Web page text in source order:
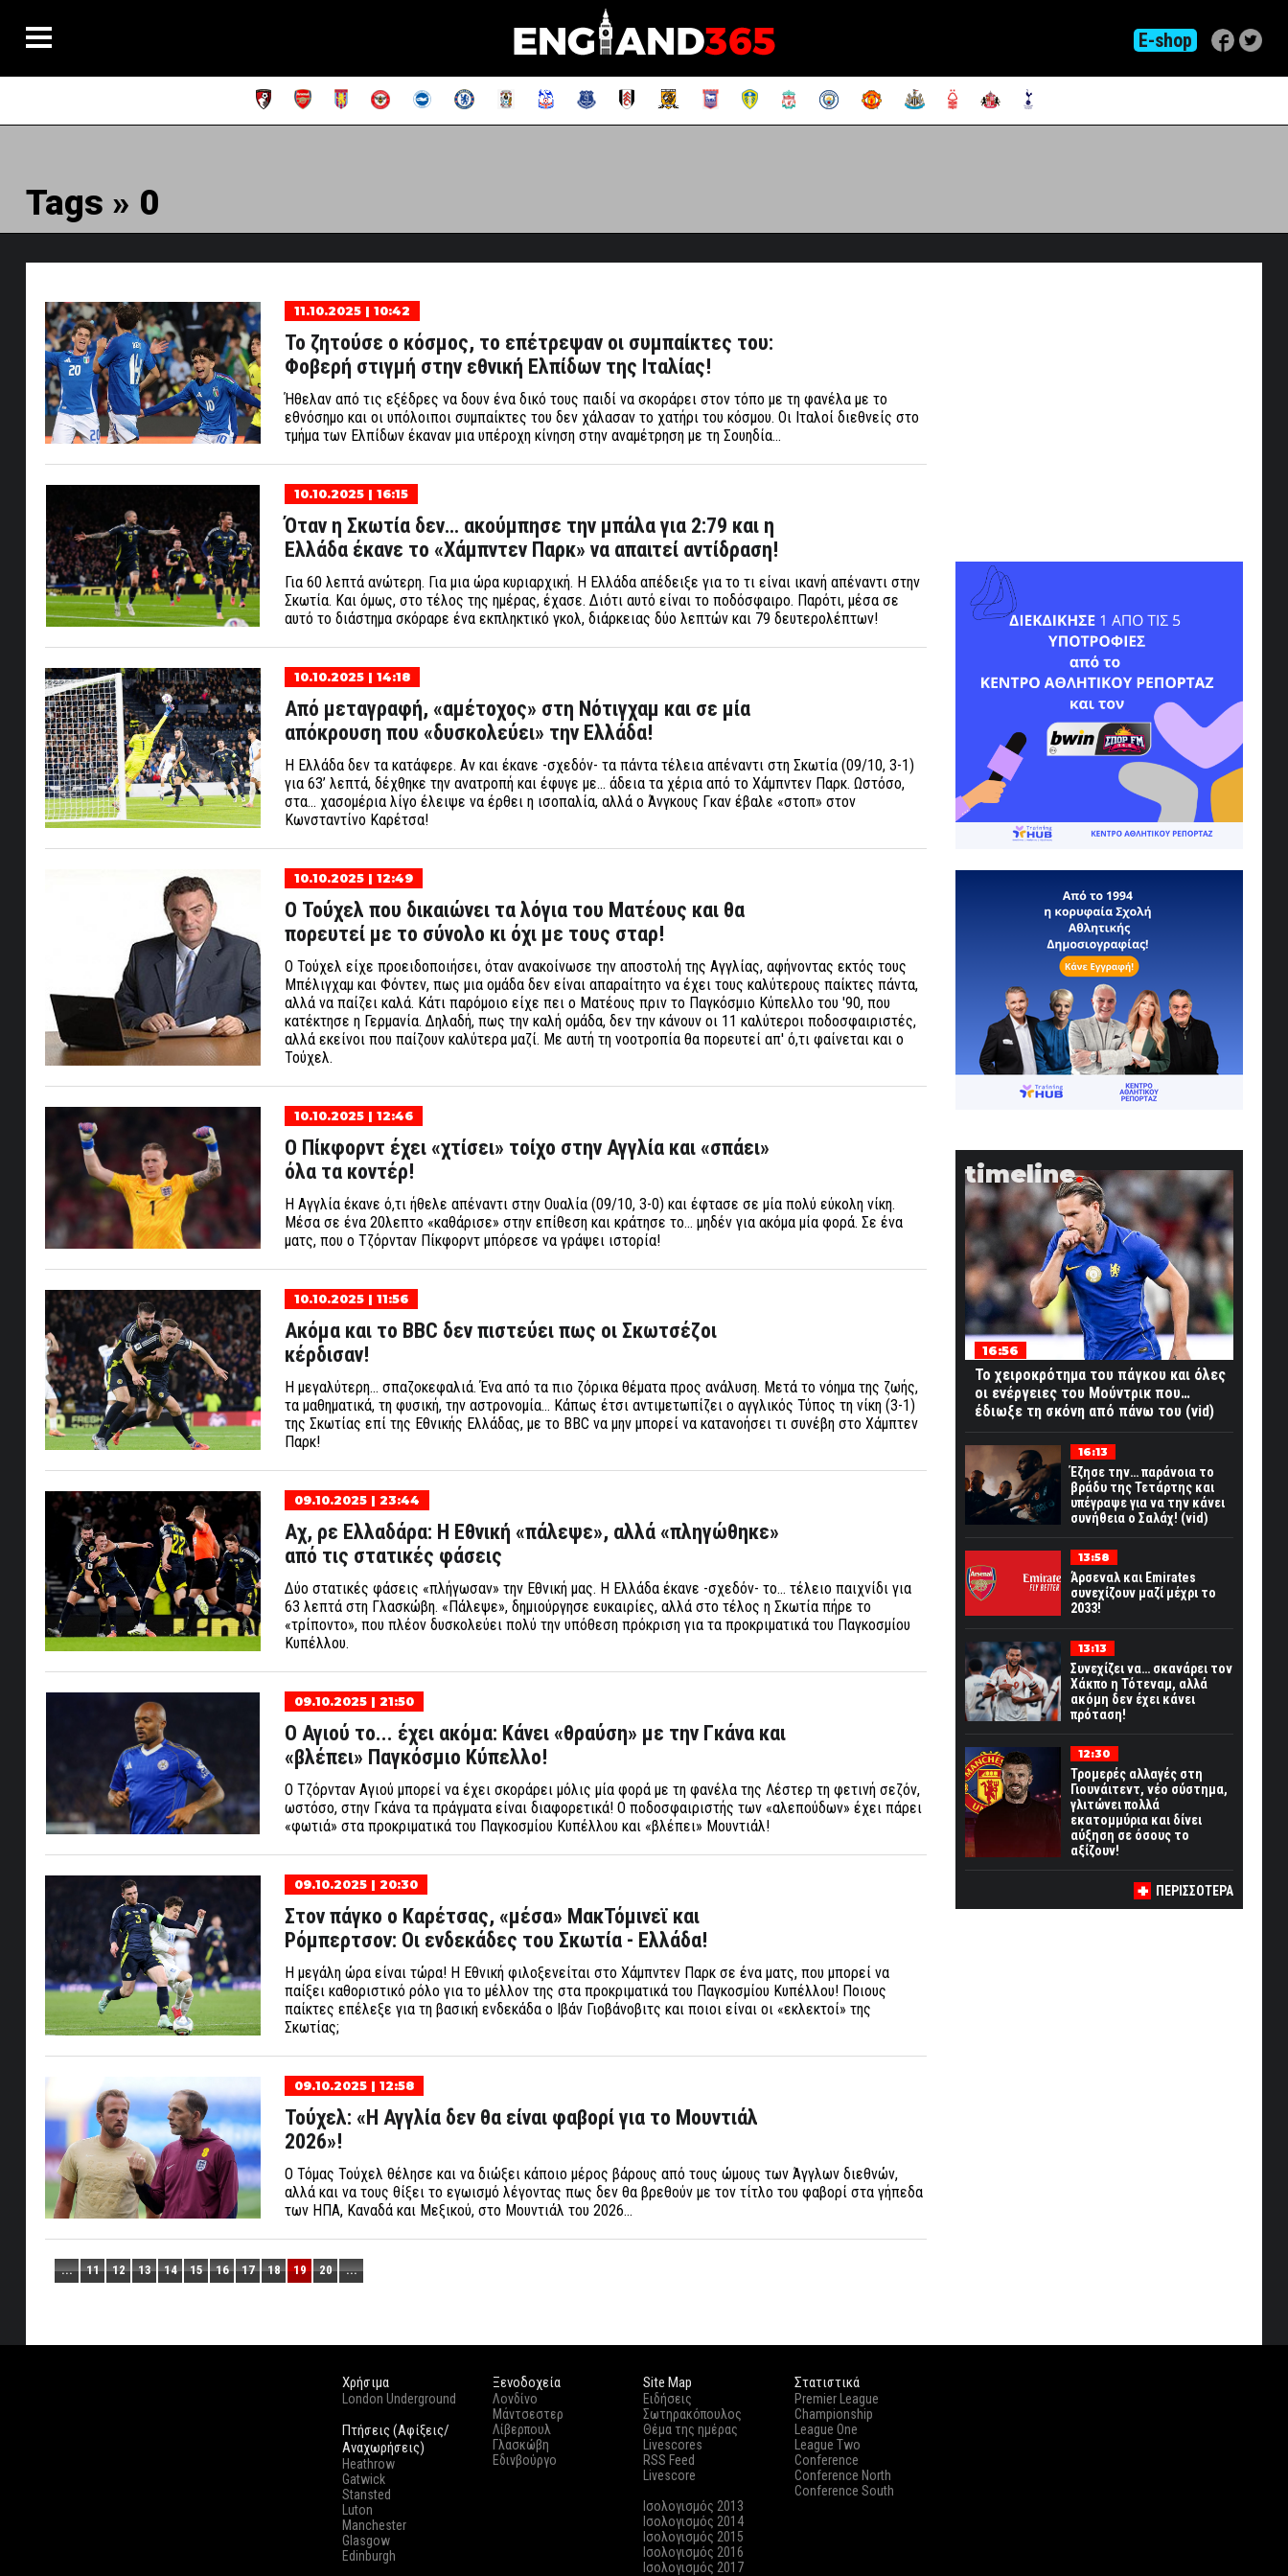
E-shop
Tags » 0
11.10.2025 | 10:42
Το ζητούσε ο κόσμος, το επέτρεψαν οι συμπαίκτες του:
Φοβερή στιγμή στην εθνική Ελπίδων της Ιταλίας!
Ήθελαν από τις εξέδρες να δουν ένα δικό τους παιδί να σκοράρει στον τόπο με τη φανέλα με το
εθνόσημο και οι υπόλοιποι συμπαίκτες του δεν χάλασαν το χατήρι του κόσμου. Οι Ιταλοί διεθνείς στο
τμήμα των Ελπίδων έκαναν μια υπέροχη κίνηση στην αναμέτρηση με τη Σουηδία...
10.10.2025 | 16:15
Όταν η Σκωτία δεν… ακούμπησε την μπάλα για 2:79 και η
Ελλάδα έκανε το «Χάμπντεν Παρκ» να απαιτεί αντίδραση!
Για 60 λεπτά ανώτερη. Για μια ώρα κυριαρχική. Η Ελλάδα απέδειξε για το τι είναι ικανή απέναντι στην
Σκωτία. Και όμως, στο τέλος της ημέρας, έχασε. Διότι αυτό είναι το ποδόσφαιρο. Παρότι, μέσα σε
αυτό το διάστημα σκόραρε ένα εκπληκτικό γκολ, διάρκειας δύο λεπτών και 79 δευτερολέπτων!
10.10.2025 | 14:18
Από μεταγραφή, «αμέτοχος» στη Νότιγχαμ και σε μία
απόκρουση που «δυσκολεύει» την Ελλάδα!
Η Ελλάδα δεν τα κατάφερε. Αν και έκανε -σχεδόν- τα πάντα τέλεια απέναντι στη Σκωτία (09/10, 3-1)
για 63’ λεπτά, δέχθηκε την ανατροπή και έφυγε με... άδεια τα χέρια από το Χάμπντεν Παρκ. Ωστόσο,
στα... χασομέρια λίγο έλειψε να έρθει η ισοπαλία, αλλά ο Άνγκους Γκαν έβαλε «στοπ» στον
Κωνσταντίνο Καρέτσα!
10.10.2025 | 12:49
Ο Τούχελ που δικαιώνει τα λόγια του Ματέους και θα
πορευτεί με το σύνολο κι όχι με τους σταρ!
Ο Τούχελ είχε προειδοποιήσει, όταν ανακοίνωσε την αποστολή της Αγγλίας, αφήνοντας εκτός τους
Μπέλιγχαμ και Φόντεν, πως μια ομάδα δεν είναι απαραίτητο να έχει τους καλύτερους παίκτες πάντα,
αλλά να παίζει καλά. Κάτι παρόμοιο είχε πει ο Ματέους πριν το Παγκόσμιο Κύπελλο του '90, που
κατέκτησε η Γερμανία. Δηλαδή, πως την καλή ομάδα, δεν την κάνουν οι 11 καλύτεροι ποδοσφαιριστές,
αλλά εκείνοι που παίζουν καλύτερα μαζί. Με αυτή τη νοοτροπία θα πορευτεί απ' ό,τι φαίνεται και ο
Τούχελ.
10.10.2025 | 12:46
Ο Πίκφορντ έχει «χτίσει» τοίχο στην Αγγλία και «σπάει»
όλα τα κοντέρ!
Η Αγγλία έκανε ό,τι ήθελε απέναντι στην Ουαλία (09/10, 3-0) και έφτασε σε μία πολύ εύκολη νίκη.
Μέσα σε ένα 20λεπτο «καθάρισε» στην επίθεση και κράτησε το... μηδέν για ακόμα μία φορά. Σε ένα
ματς, που ο Τζόρνταν Πίκφορντ μπόρεσε να γράψει ιστορία!
10.10.2025 | 11:56
Ακόμα και το BBC δεν πιστεύει πως οι Σκωτσέζοι
κέρδισαν!
Η μεγαλύτερη... σπαζοκεφαλιά. Ένα από τα πιο ζόρικα θέματα προς ανάλυση. Μετά το νόημα της ζωής,
τα μαθηματικά, τη φυσική, την αστρονομία... Κάπως έτσι αντιμετωπίζει ο αγγλικός Τύπος τη νίκη (3-1)
της Σκωτίας επί της Εθνικής Ελλάδας, με το BBC να μην μπορεί να κατανοήσει τι συνέβη στο Χάμπτεν
Παρκ!
09.10.2025 | 23:44
Αχ, ρε Ελλαδάρα: Η Εθνική «πάλεψε», αλλά «πληγώθηκε»
από τις στατικές φάσεις
Δύο στατικές φάσεις «πλήγωσαν» την Εθνική μας. Η Ελλάδα έκανε -σχεδόν- το... τέλειο παιχνίδι για
63 λεπτά στη Γλασκώβη. «Πάλεψε», δημιούργησε ευκαιρίες, αλλά στο τέλος η Σκωτία πήρε το
«τρίποντο», που πλέον δυσκολεύει πολύ την υπόθεση πρόκριση για τα προκριματικά του Παγκοσμίου
Κυπέλλου.
09.10.2025 | 21:50
O Αγιού το... έχει ακόμα: Κάνει «θραύση» με την Γκάνα και
«βλέπει» Παγκόσμιο Κύπελλο!
O Τζόρνταν Αγιού μπορεί να έχει σκοράρει μόλις μία φορά με τη φανέλα της Λέστερ τη φετινή σεζόν,
ωστόσο, στην Γκάνα τα πράγματα είναι διαφορετικά! Ο ποδοσφαιριστής των «αλεπούδων» έχει πάρει
«φωτιά» στα προκριματικά του Παγκοσμίου Κυπέλλου και «βλέπει» Μουντιάλ!
09.10.2025 | 20:30
Στον πάγκο ο Καρέτσας, «μέσα» ΜακΤόμινεϊ και
Ρόμπερτσον: Οι ενδεκάδες του Σκωτία - Ελλάδα!
Η μεγάλη ώρα είναι τώρα! Η Εθνική φιλοξενείται στο Χάμπντεν Παρκ σε ένα ματς, που μπορεί να
παίξει καθοριστικό ρόλο για το μέλλον της στα προκριματικά του Παγκοσμίου Κυπέλλου! Ποιους
παίκτες επέλεξε για τη βασική ενδεκάδα ο Ιβάν Γιοβάνοβιτς και ποιοι είναι οι «εκλεκτοί» της
Σκωτίας;
09.10.2025 | 12:58
Τούχελ: «Η Αγγλία δεν θα είναι φαβορί για το Μουντιάλ
2026»!
Ο Τόμας Τούχελ θέλησε και να διώξει κάποιο μέρος βάρους από τους ώμους των Άγγλων διεθνών,
αλλά και να τους θίξει το εγωισμό λέγοντας πως δεν θα βρεθούν με τον τίτλο του φαβορί στα γήπεδα
των ΗΠΑ, Καναδά και Μεξικού, στο Μουντιάλ του 2026…
... 11 12 13 14 15 16 17 18 19 20 ...
timeline
16:56
Το χειροκρότημα του πάγκου και όλες
οι ενέργειες του Μούντρικ που…
έδιωξε τη σκόνη από πάνω του (vid)
16:13
Έζησε την… παράνοια το
βράδυ της Τετάρτης και
υπέγραψε για να την κάνει
συνήθεια ο Σαλάχ! (vid)
13:58
Άρσεναλ και Emirates
συνεχίζουν μαζί μέχρι το
2033!
13:13
Συνεχίζει να… σκανάρει τον
Χάκπο η Τότεναμ, αλλά
ακόμη δεν έχει κάνει
πρόταση!
12:30
Τρομερές αλλαγές στη
Γιουνάιτεντ, νέο σύστημα,
γλιτώνει πολλά
εκατομμύρια και δίνει
αύξηση σε όσους το
αξίζουν!
ΠΕΡΙΣΣΟΤΕΡΑ
Χρήσιμα
London Underground
Πτήσεις (Αφίξεις/
Αναχωρήσεις)
Heathrow
Gatwick
Stansted
Luton
Manchester
Glasgow
Edinburgh
Ξενοδοχεία
Λονδίνο
Μάντσεστερ
Λίβερπουλ
Γλασκώβη
Εδινβούργο
Site Map
Ειδήσεις
Σωτηρακόπουλος
Θέμα της ημέρας
Livescores
RSS Feed
Livescore
Ισολογισμός 2013
Ισολογισμός 2014
Ισολογισμός 2015
Ισολογισμός 2016
Ισολογισμός 2017
Στατιστικά
Premier League
Championship
League One
League Two
Conference
Conference North
Conference South